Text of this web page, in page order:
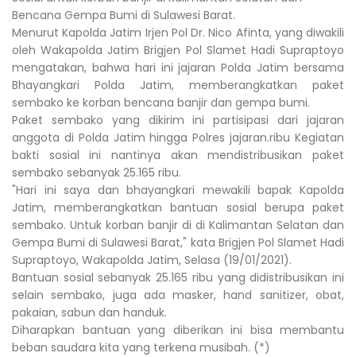
Bencana Gempa Bumi di Sulawesi Barat.
Menurut Kapolda Jatim Irjen Pol Dr. Nico Afinta, yang diwakili
oleh Wakapolda Jatim Brigjen Pol Slamet Hadi Supraptoyo
mengatakan, bahwa hari ini jajaran Polda Jatim bersama
Bhayangkari Polda Jatim, memberangkatkan paket
sembako ke korban bencana banjir dan gempa bumi.
Paket sembako yang dikirim ini partisipasi dari jajaran
anggota di Polda Jatim hingga Polres jajaran.ribu Kegiatan
bakti sosial ini nantinya akan mendistribusikan paket
sembako sebanyak 25.165 ribu.
"Hari ini saya dan bhayangkari mewakili bapak Kapolda
Jatim, memberangkatkan bantuan sosial berupa paket
sembako. Untuk korban banjir di di Kalimantan Selatan dan
Gempa Bumi di Sulawesi Barat," kata Brigjen Pol Slamet Hadi
Supraptoyo, Wakapolda Jatim, Selasa (19/01/2021).
Bantuan sosial sebanyak 25.165 ribu yang didistribusikan ini
selain sembako, juga ada masker, hand sanitizer, obat,
pakaian, sabun dan handuk.
Diharapkan bantuan yang diberikan ini bisa membantu
beban saudara kita yang terkena musibah. (*)